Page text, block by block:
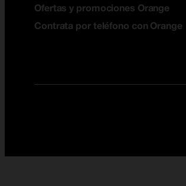
Ofertas y promociones Orange
Contrata por teléfono con Orange